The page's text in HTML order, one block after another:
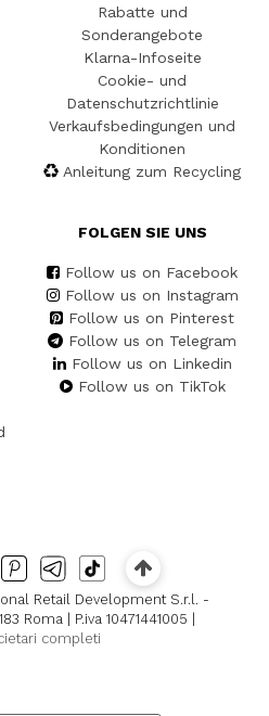
Rabatte und
Sonderangebote
Klarna-Infoseite
Cookie- und
Datenschutzrichtlinie
Verkaufsbedingungen und
Konditionen
Anleitung zum Recycling
FOLGEN SIE UNS
Follow us on Facebook
Follow us on Instagram
Follow us on Pinterest
Follow us on Telegram
Follow us on Linkedin
Follow us on TikTok
Retail Development S.r.l. -
Roma | P.iva 10471441005 |
completi